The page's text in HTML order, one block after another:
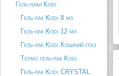
Гель-лаки Kodi
Гель-лак Kodi 8 мл.
Гель-лак Kodi 12 мл.
Гель-лак Kodi Кошачий глаз
Термо гель-лак Kodi
Гель-лак Kodi CRYSTAL